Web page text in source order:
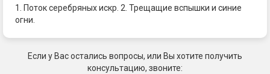
1. Поток серебряных искр. 2. Трещащие вспышки и синие
огни.
Если у Вас остались вопросы, или Вы хотите получить
консультацию, звоните: